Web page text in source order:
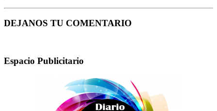
DEJANOS TU COMENTARIO
Espacio Publicitario